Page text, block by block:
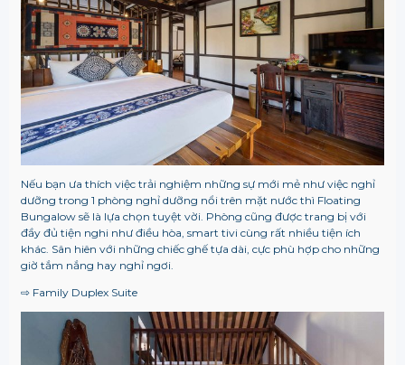
Nếu bạn ưa thích việc trải nghiệm những sự mới mẻ như việc nghỉ
dưỡng trong 1 phòng nghỉ dưỡng nổi trên mặt nước thì Floating
Bungalow sẽ là lựa chọn tuyệt vời. Phòng cũng được trang bị với
đầy đủ tiện nghi như điều hòa, smart tivi cùng rất nhiều tiện ích
khác. Sân hiên với những chiếc ghế tựa dài, cực phù hợp cho những
giờ tắm nắng hay nghỉ ngơi.
⇨ Family Duplex Suite